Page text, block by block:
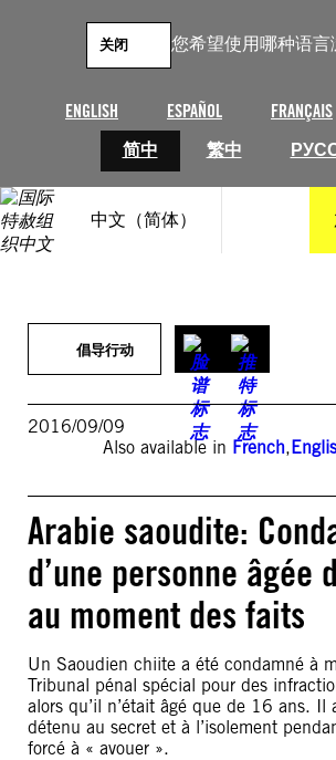
您希望使用哪种语言
ENGLISH ESPAÑOL FRANÇAIS
简中
繁中
关闭
中文（简体）
倡导行动
2016/09/09
Also available in French,
Arabie saoudite:
d’une personne âgée
au moment des faits
Un Saoudien chiite a été condamné à
Tribunal pénal spécial pour des
alors qu’il n’était âgé que de 16 ans. Il
détenu au secret et à l’isolement
forcé à « avouer ».